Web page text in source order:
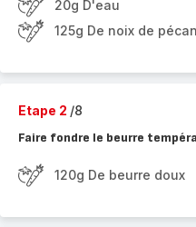
20g D'eau
125g De noix de pécan
Etape 2 /8
Faire fondre le beurre
120g De beurre doux